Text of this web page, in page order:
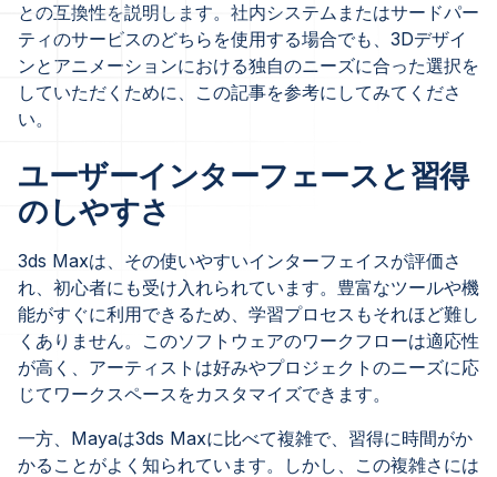
との互換性を説明します。社内システムまたはサードパー
ティのサービスのどちらを使用する場合でも、3Dデザイ
ンとアニメーションにおける独自のニーズに合った選択を
していただくために、この記事を参考にしてみてくださ
い。
ユーザーインターフェースと習得
のしやすさ
3ds Maxは、その使いやすいインターフェイスが評価さ
れ、初心者にも受け入れられています。豊富なツールや機
能がすぐに利用できるため、学習プロセスもそれほど難し
くありません。このソフトウェアのワークフローは適応性
が高く、アーティストは好みやプロジェクトのニーズに応
じてワークスペースをカスタマイズできます。
一方、Mayaは3ds Maxに比べて複雑で、習得に時間がか
かることがよく知られています。しかし、この複雑さには